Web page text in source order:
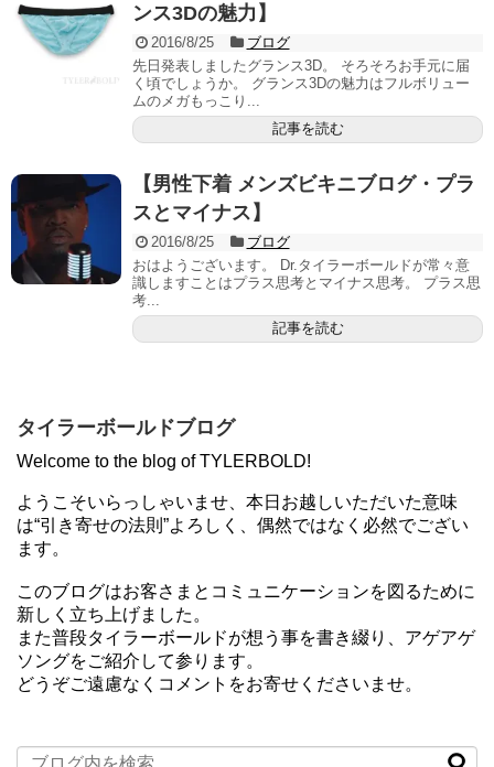
ンス3Dの魅力】
2016/8/25
ブログ
先日発表しましたグランス3D。 そろそろお手元に届
く頃でしょうか。 グランス3Dの魅力はフルボリュー
ムのメガもっこり...
記事を読む
【男性下着 メンズビキニブログ・プラ
スとマイナス】
2016/8/25
ブログ
おはようございます。 Dr.タイラーボールドが常々意
識しますことはプラス思考とマイナス思考。 プラス思
考...
記事を読む
タイラーボールドブログ
Welcome to the blog of TYLERBOLD!
ようこそいらっしゃいませ、本日お越しいただいた意味
は“引き寄せの法則”よろしく、偶然ではなく必然でござい
ます。
このブログはお客さまとコミュニケーションを図るために
新しく立ち上げました。
また普段タイラーボールドが想う事を書き綴り、アゲアゲ
ソングをご紹介して参ります。
どうぞご遠慮なくコメントをお寄せくださいませ。